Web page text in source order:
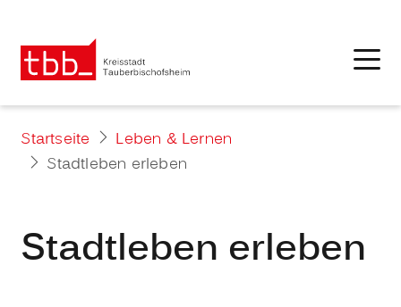
Startseite
Leben & Lernen
Stadtleben erleben
Stadtleben erleben